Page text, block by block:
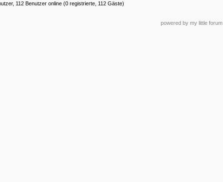
112 Benutzer online (0 registrierte, 112 Gäste)
powered by my little forum